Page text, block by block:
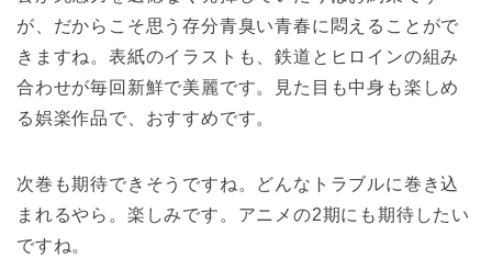
が、だからこそ思う存分青臭い青春に悶えることがで
きますね。表紙のイラストも、鉄道とヒロインの組み
合わせが毎回新鮮で美麗です。見た目も中身も楽しめ
る娯楽作品で、おすすめです。
次巻も期待できそうですね。どんなトラブルに巻き込
まれるやら。楽しみです。アニメの2期にも期待したい
ですね。